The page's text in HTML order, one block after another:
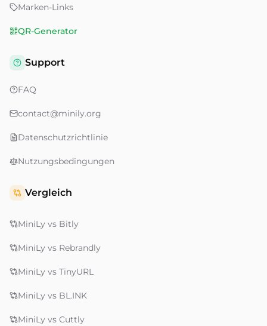
Marken-Links
QR-Generator
Support
FAQ
contact@minily.org
Datenschutzrichtlinie
Nutzungsbedingungen
Vergleich
MiniLy vs Bitly
MiniLy vs Rebrandly
MiniLy vs TinyURL
MiniLy vs BL.INK
MiniLy vs Cuttly